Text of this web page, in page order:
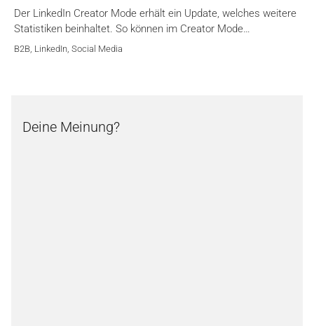
Der LinkedIn Creator Mode erhält ein Update, welches weitere
Statistiken beinhaltet. So können im Creator Mode…
B2B LinkedIn Social Media
Deine Meinung?